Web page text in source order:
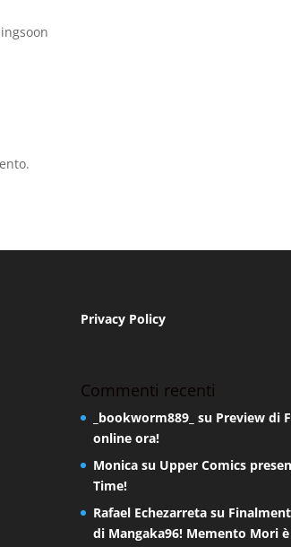
Privacy Policy
Commenti recenti
_bookworm889_ su Preview di
online ora!
Monicasu Upper Comics
Time!
Rafael Echezarretasu
di Mangaka96! Memento Mori